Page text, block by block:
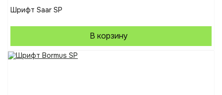
Шрифт Saar SP
В корзину